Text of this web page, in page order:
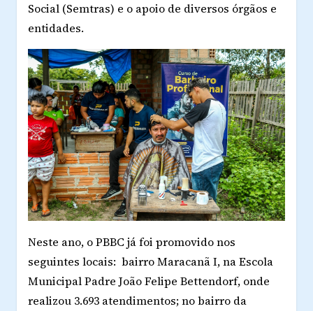
Social (Semtras) e o apoio de diversos órgãos e
entidades.
Neste ano, o PBBC já foi promovido nos
seguintes locais: bairro Maracanã I, na Escola
Municipal Padre João Felipe Bettendorf, onde
realizou 3.693 atendimentos; no bairro da